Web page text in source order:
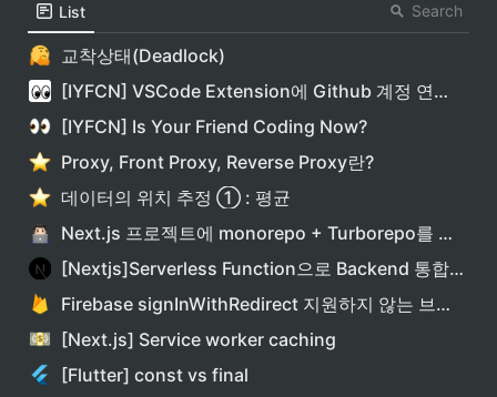
List Search
교착상태(Deadlock)
[IYFCN] VSCode Extension에 Github 계정 연결하기
[IYFCN] Is Your Friend Coding Now?
Proxy, Front Proxy, Reverse Proxy란?
데이터의 위치 추정 ① : 평균
Next.js 프로젝트에 monorepo + Turborepo를 적용해보자
[Nextjs]Serverless Function으로 Backend 통합하기
Firebase signInWithRedirect 지원하지 않는 브라우저 대응하기
[Next.js] Service worker caching
[Flutter] const vs final